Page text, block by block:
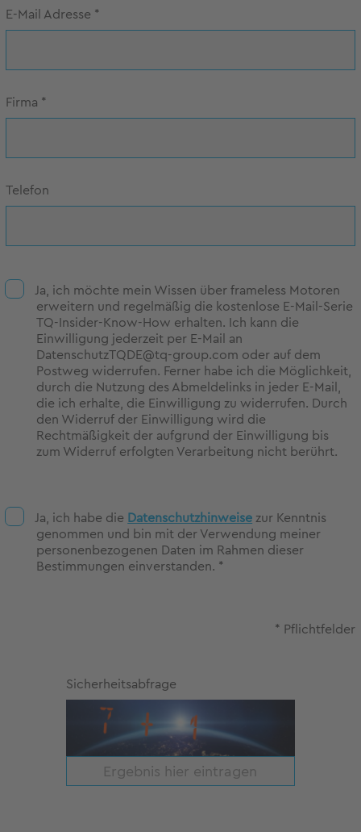
E-Mail Adresse *
Firma *
Telefon
Ja, ich möchte mein Wissen über frameless Motoren
erweitern und regelmäßig die kostenlose E-Mail-Serie
TQ-Insider-Know-How erhalten. Ich kann die
Einwilligung jederzeit per E-Mail an
DatenschutzTQDE@tq-group.com oder auf dem
Postweg widerrufen. Ferner habe ich die Möglichkeit,
durch die Nutzung des Abmeldelinks in jeder E-Mail,
die ich erhalte, die Einwilligung zu widerrufen. Durch
den Widerruf der Einwilligung wird die
Rechtmäßigkeit der aufgrund der Einwilligung bis
zum Widerruf erfolgten Verarbeitung nicht berührt.
Ja, ich habe die Datenschutzhinweise zur Kenntnis
genommen und bin mit der Verwendung meiner
personenbezogenen Daten im Rahmen dieser
Bestimmungen einverstanden. *
* Pflichtfelder
Sicherheitsabfrage